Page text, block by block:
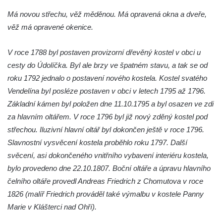
Křížová cesta Římov – VI. kaple – Olivetská
hora (Getsemanská zahrada)
duše
Křížová cesta Římov – IV. kaple – Pustá ves
Křížová cesta Římov – II. kaple – Poslední
večeře Páně
Křížová cesta Římov – I. kaple – Loučení
Ježíše s Pannou Marií
Márnice na hřbitově v Římově
Kaple v Horním Třeboníně
Má novou střechu, věž měděnou. Má opravená okna a dveře,
věž má opravené okenice.
V roce 1788 byl postaven provizorní dřevěný kostel v obci u
cesty do Údolíčka. Byl ale brzy ve špatném stavu, a tak se od
roku 1792 jednalo o postavení nového kostela. Kostel svatého
Vendelína byl posléze postaven v obci v letech 1795 až 1796.
Základní kámen byl položen dne 11.10.1795 a byl osazen ve zdi
za hlavním oltářem. V roce 1796 byl již nový zděný kostel pod
střechou. Iluzivní hlavní oltář byl dokončen ještě v roce 1796.
Slavnostní vysvěcení kostela proběhlo roku 1797. Další
svěcení, asi dokončeného vnitřního vybavení interiéru kostela,
bylo provedeno dne 22.10.1807. Boční oltáře a úpravu hlavního
čelního oltáře provedl Andreas Friedrich z Chomutova v roce
1826 (malíř Friedrich prováděl také výmalbu v kostele Panny
Marie v Klášterci nad Ohří).